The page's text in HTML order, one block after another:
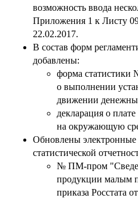
возможность ввода
Приложения 1 к Листу
22.02.2017.
В состав форм
добавлены:
форма статистики
о выполнении
движении
декларация о
на окружающую
Обновлены
статистической
№ ПМ-пром
продукции малым
приказа Росстата